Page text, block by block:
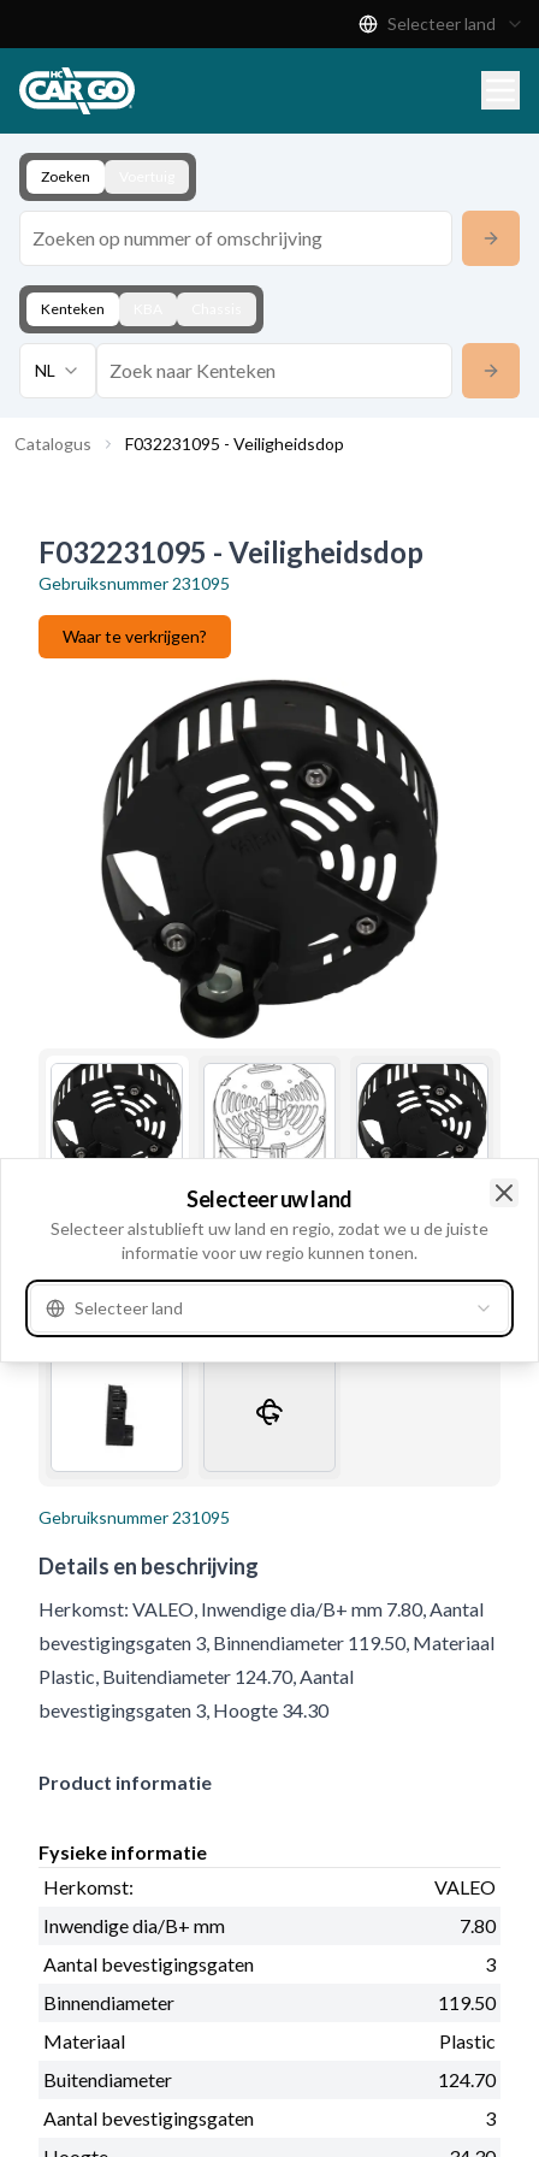
Download
Contact
Selecteer land
Zoeken
Kenteken
NL
Catalogus F032231095 - Veiligheidsdop
F032231095 - Veiligheidsdop
Gebruiksnummer 231095
Waar te verkrijgen?
Gebruiksnummer 231095
Details en beschrijving
Herkomst: VALEO, Inwendige dia/B+ mm 7.80, Aantal
bevestigingsgaten 3, Binnendiameter 119.50, Materiaal
Plastic, Buitendiameter 124.70, Aantal
bevestigingsgaten 3, Hoogte 34.30
Product informatie
Fysieke informatie
Herkomst:
VALEO
Inwendige dia/B+ mm
7.80
Aantal bevestigingsgaten
3
Binnendiameter
119.50
Materiaal
Plastic
Buitendiameter
124.70
Aantal bevestigingsgaten
3
Selecteer uw land
Selecteer alstublieft uw land en regio, zodat we u de juiste
informatie voor uw regio kunnen tonen.
Selecteer land